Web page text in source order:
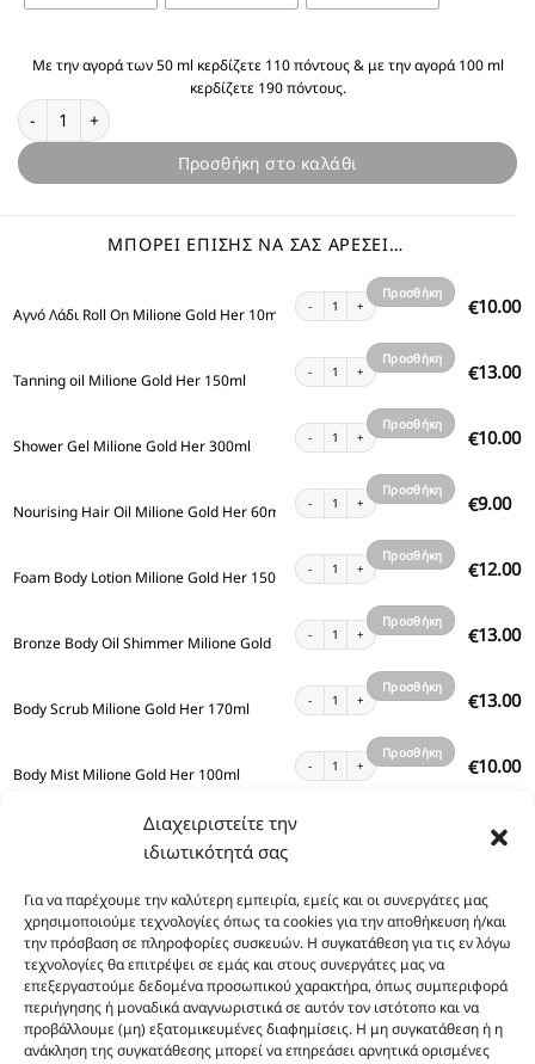
Διαχειριστείτε την
ιδιωτικότητά σας
Για να παρέχουμε την καλύτερη εμπειρία, εμείς και οι συνεργάτες μας
χρησιμοποιούμε τεχνολογίες όπως τα cookies για την αποθήκευση ή/και
την πρόσβαση σε πληροφορίες συσκευών. Η συγκατάθεση για τις εν λόγω
τεχνολογίες θα επιτρέψει σε εμάς και στους συνεργάτες μας να
επεξεργαστούμε δεδομένα προσωπικού χαρακτήρα, όπως συμπεριφορά
περιήγησης ή μοναδικά αναγνωριστικά σε αυτόν τον ιστότοπο και να
προβάλλουμε (μη) εξατομικευμένες διαφημίσεις. Η μη συγκατάθεση ή η
ανάκληση της συγκατάθεσης μπορεί να επηρεάσει αρνητικά ορισμένες
Με την αγορά των 50 ml κερδίζετε 110 πόντους & με την αγορά 100 ml
κερδίζετε 190 πόντους.
Θυμίζει Milione Gold Her ποσότητα
Προσθήκη στο καλάθι
ΜΠΟΡΕΊ ΕΠΊΣΗΣ ΝΑ ΣΑΣ ΑΡΈΣΕΙ…
Αγνό Λάδι Roll On Milione Gold Her 10ml €10.00
Αγνό Λάδι Roll On Milione Gold Her 10ml
Προσθήκη
καλάθι
Tanning oil Milione Gold Her 150ml €13.00
Tanning oil Milione Gold Her 150ml ποσότητα
Προσθήκη
καλάθι
Shower Gel Milione Gold Her 300ml €10.00
Shower Gel Milione Gold Her 300ml ποσότητα
Προσθήκη
καλάθι
Nourising Hair Oil Milione Gold Her 60ml €9.00
Nourising Hair Oil Milione Gold Her 60ml
Προσθήκη
καλάθι
Foam Body Lotion Milione Gold Her 150ml €12.00
Foam Body Lotion Milione Gold Her 150ml
Προσθήκη
καλάθι
Bronze Body Oil Shimmer Milione Gold Her 100ml €13.00
Bronze Body Oil Shimmer Milione Gold Her
Προσθήκη
καλάθι
Body Scrub Milione Gold Her 170ml €13.00
Body Scrub Milione Gold Her 170ml ποσότητα
Προσθήκη
καλάθι
Body Mist Milione Gold Her 100ml €10.00
Body Mist Milione Gold Her 100ml ποσότητα
Προσθήκη
Body Lotion Milione Gold Her 200ml 12.00
Body Lotion Milione Gold Her 200ml ποσότητα
Body Lotion Milione Gold Her 100ml €8.00
καλάθι
Body Lotion Gold Shimmer Milione Gold Her 200ml
Body Lotion Gold Shimmer Milione Gold Her
Προσθήκη
στο
καλάθι
Body Butter Milione Gold Her 200ml €12.00
Body Butter Milione Gold Her 200ml ποσότητα
Προσθήκη
στο